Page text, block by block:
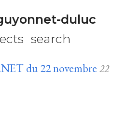
duluc
search
du 22 novembre 22